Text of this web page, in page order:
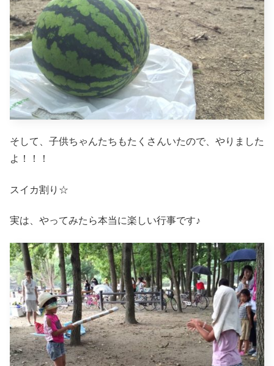
そして、子供ちゃんたちもたくさんいたので、やりました
よ！！！
スイカ割り☆
実は、やってみたら本当に楽しい行事です♪